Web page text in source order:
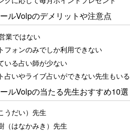
ルVolpのデメリットや注意点
業ではない
ォンのみでしか利用できない
いる占い師が少ない
いやライブ占いができない先生もいる
ルVolpの当たる先生おすすめ10選
うだい）先生
はなかみき）先生